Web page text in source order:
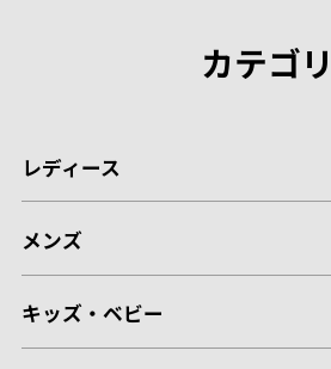
カテゴリ
レディース
メンズ
キッズ・ベビー